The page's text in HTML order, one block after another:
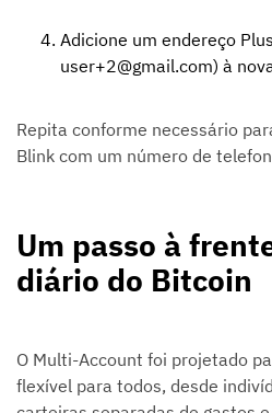
Adicione um endereço
user+2@gmail.com) à
Repita conforme necessário
Blink com um número de
Um passo à
diário do Bitcoin
O Multi-Account foi projetado
flexível para todos, desde